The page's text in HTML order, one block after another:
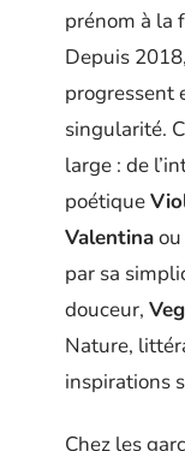
prénom à la
Depuis
progressent
singularité.
large : de
poétique
Valentina
par sa
douceur,
Nature,
inspirations
Chez les